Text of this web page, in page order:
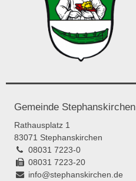
Gemeinde Stephanskirchen
Rathausplatz 1
83071 Stephanskirchen
08031 7223-0
08031 7223-20
info@stephanskirchen.de